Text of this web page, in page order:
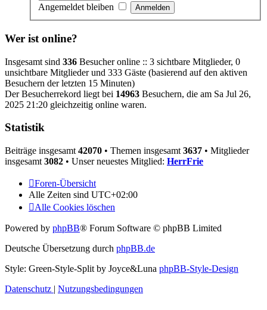
Angemeldet bleiben
Wer ist online?
Insgesamt sind 336 Besucher online :: 3 sichtbare Mitglieder, 0
unsichtbare Mitglieder und 333 Gäste (basierend auf den aktiven
Besuchern der letzten 15 Minuten)
Der Besucherrekord liegt bei 14963 Besuchern, die am Sa Jul 26,
2025 21:20 gleichzeitig online waren.
Statistik
Beiträge insgesamt 42070 • Themen insgesamt 3637 • Mitglieder
insgesamt 3082 • Unser neuestes Mitglied: HerrFrie
Foren-Übersicht
Alle Zeiten sind UTC+02:00
Alle Cookies löschen
Powered by phpBB® Forum Software © phpBB Limited
Deutsche Übersetzung durch phpBB.de
Style: Green-Style-Split by Joyce&Luna phpBB-Style-Design
Datenschutz | Nutzungsbedingungen